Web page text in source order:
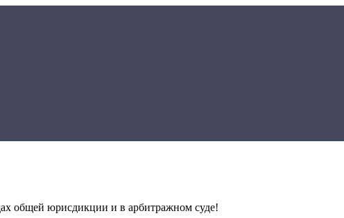
общей юрисдикции и в арбитражном суде!